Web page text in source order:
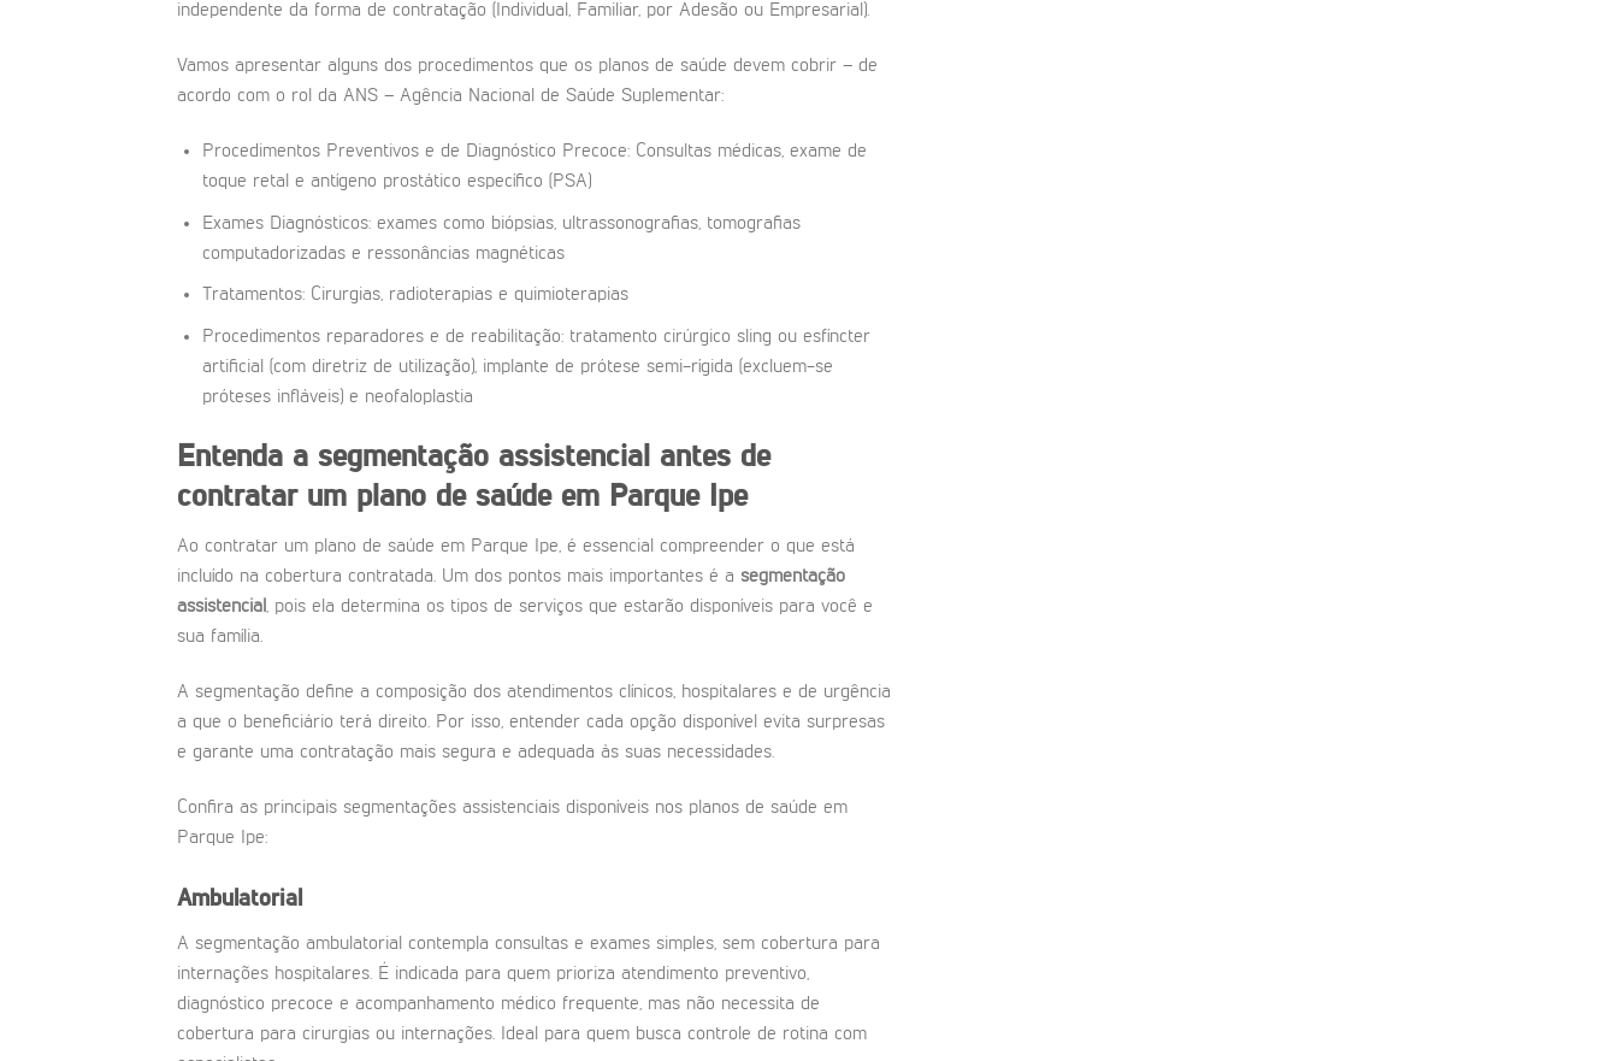
independente da forma de contratação (Individual, Familiar, por Adesão ou Empresarial).
Vamos apresentar alguns dos procedimentos que os planos de saúde devem cobrir – de
acordo com o rol da ANS – Agência Nacional de Saúde Suplementar:
Procedimentos Preventivos e de Diagnóstico Precoce: Consultas médicas, exame de
toque retal e antígeno prostático específico (PSA)
Exames Diagnósticos: exames como biópsias, ultrassonografias, tomografias
computadorizadas e ressonâncias magnéticas
Tratamentos: Cirurgias, radioterapias e quimioterapias
Procedimentos reparadores e de reabilitação: tratamento cirúrgico sling ou esfíncter
artificial (com diretriz de utilização), implante de prótese semi-rígida (excluem-se
próteses infláveis) e neofaloplastia
Entenda a segmentação assistencial antes de
contratar um plano de saúde em Parque Ipe
Ao contratar um plano de saúde em Parque Ipe, é essencial compreender o que está
incluído na cobertura contratada. Um dos pontos mais importantes é a segmentação
assistencial, pois ela determina os tipos de serviços que estarão disponíveis para você e
sua família.
A segmentação define a composição dos atendimentos clínicos, hospitalares e de urgência
a que o beneficiário terá direito. Por isso, entender cada opção disponível evita surpresas
e garante uma contratação mais segura e adequada às suas necessidades.
Confira as principais segmentações assistenciais disponíveis nos planos de saúde em
Parque Ipe:
Ambulatorial
A segmentação ambulatorial contempla consultas e exames simples, sem cobertura para
internações hospitalares. É indicada para quem prioriza atendimento preventivo,
diagnóstico precoce e acompanhamento médico frequente, mas não necessita de
cobertura para cirurgias ou internações. Ideal para quem busca controle de rotina com